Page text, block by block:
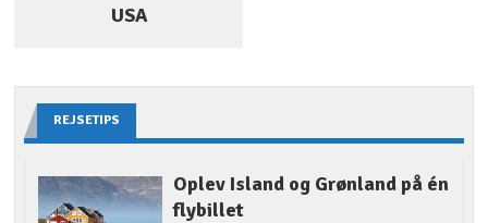
USA
REJSETIPS
Oplev Island og Grønland på én
flybillet